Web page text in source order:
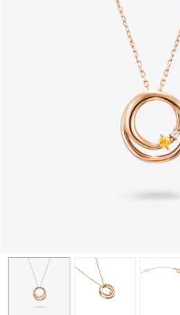
#eギフト #ハ
#メンズ ネックレス
誕生石
モチーフ